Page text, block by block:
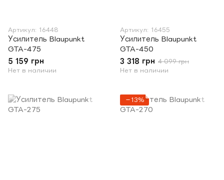
Артикул: 16448
Усилитель Blaupunkt
GTA-475
5 159 грн
Нет в наличии
Артикул: 16455
Усилитель Blaupunkt
GTA-450
3 318 грн 4 099 грн
Нет в наличии
−13%